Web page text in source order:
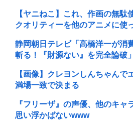
【ヤニねこ】これ、作画の無駄
クオリティーを他のアニメに使
静岡朝日テレビ「高橋洋一が消
斬る！『財源ない』を完全論破」
【画像】クレヨンしんちゃんで
満場一致で決まる
『フリーザ』の声優、他のキャ
思い浮かばないwww